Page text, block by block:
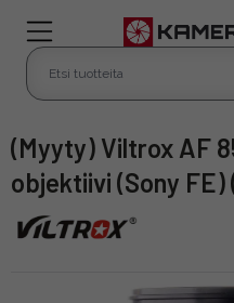
(Myyty) Viltrox AF 85mm f/2.0 EVO FE -
objektiivi (Sony